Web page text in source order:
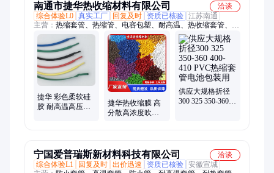
南通市捷华热收缩材料有限公司
洽谈
综合体验L0 真实工厂 回复及时 资质已核验 江苏南通
主营： 热缩套管、热缩管、电容包塑、耐高温、热收缩套管、电
池组合、套管电池包装、定制木纹、腿衣帽架、金色热收缩、管
黄金花红、竹子专用套、榉木松木橡木、色pvc管
捷华 彩色柔软硅
胶 耐高温高压线
捷华热收缩膜 高
分散高浓度吹膜
供应大规格折径
300 325 350-360
宁国爱普瑞斯新材料科技有限公司
洽谈
综合体验L1
回复及时 出价迅速 资质已核验 安徽宣城